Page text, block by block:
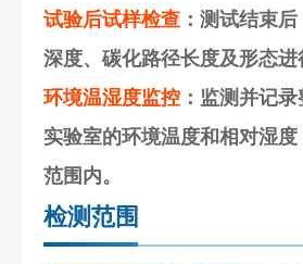
试验后试样检查 ：测试结束
深度、碳化路径长度及形态进
环境温湿度监控 ：监测并记
实验室的环境温度和相对湿
范围内。
检测范围